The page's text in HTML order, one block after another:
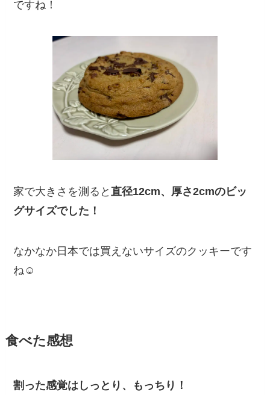
ですね！
家で大きさを測ると直径12cm、厚さ2cmのビッ
グサイズでした！
なかなか日本では買えないサイズのクッキーです
ね☺
食べた感想
割った感覚はしっとり、もっちり！